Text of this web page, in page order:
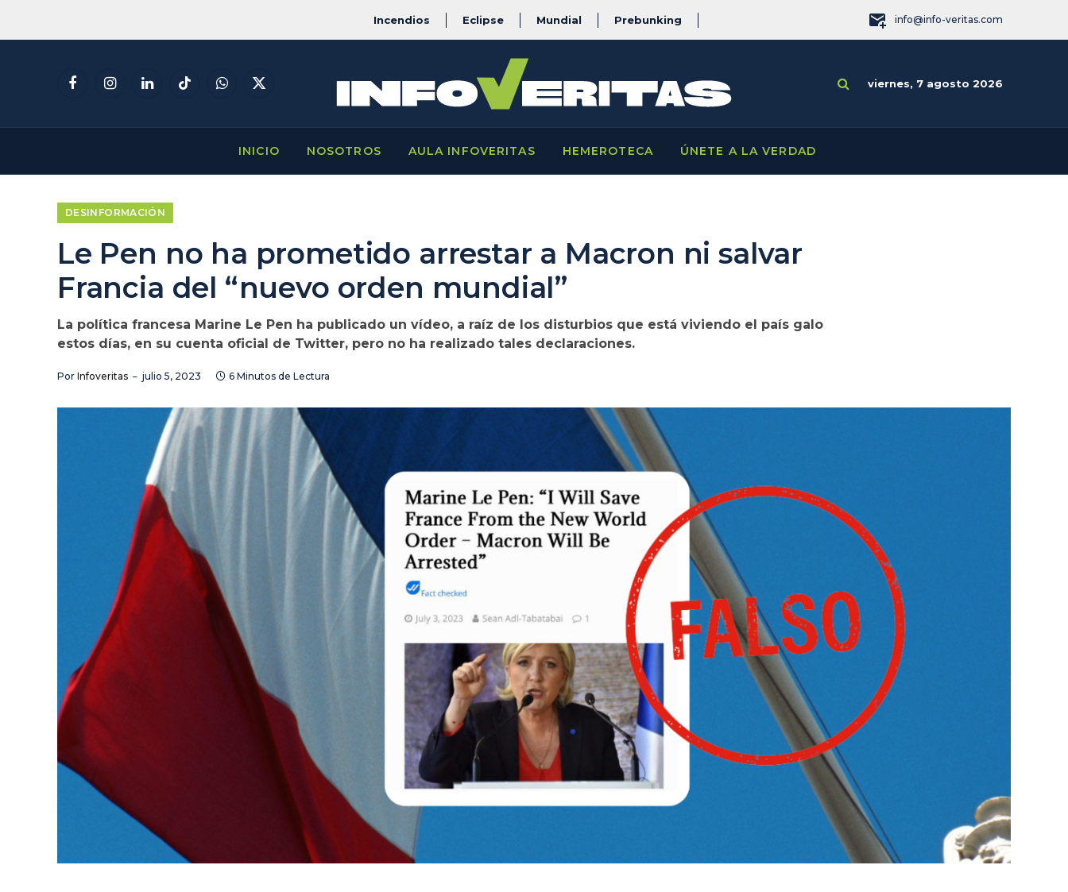
Incendios Eclipse Mundial Prebunking info@info-veritas.com
FacebookInstagramLinkedInTikTokWhatsApp
X
viernes, 7 agosto 2026
INICIO NOSOTROS AULA INFOVERITAS HEMEROTECA ÚNETE A LA VERDAD
DESINFORMACIÓN
Le Pen no ha prometido arrestar a Macron ni salvar
Francia del “nuevo orden mundial”
La política francesa Marine Le Pen ha publicado un vídeo, a raíz de los disturbios que está viviendo el país galo
estos días, en su cuenta oficial de Twitter, pero no ha realizado tales declaraciones.
Por Infoveritas julio 5, 2023 6 Minutos de Lectura